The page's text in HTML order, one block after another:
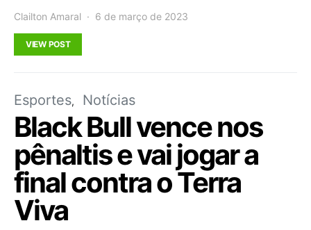
Clailton Amaral 6 de março de 2023
VIEW POST
Esportes Notícias
Black Bull vence nos
pênaltis e vai jogar a
final contra o Terra
Viva